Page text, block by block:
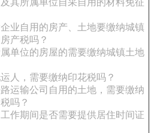
其所属单位自采自用的材料免征
业自用的房产、土地要缴纳城镇
产税吗？
单位的房屋的需要缴纳城镇土地
人，需要缴纳印花税吗？
运输公司自用的土地，需要缴纳
吗？
作期间是否需要提供居住时间证